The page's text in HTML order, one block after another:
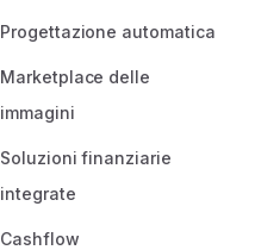
Progettazione automatica
Marketplace delle
immagini
Soluzioni finanziarie
integrate
Cashflow